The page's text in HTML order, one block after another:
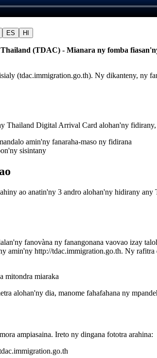
ES HI
(TDAC) - Mianara ny fomba
(tdac.immigration.go.th). Ny dikanteny, ny
Thailand Digital Arrival Card alohan'ny fidirany,
amin'ny fanaraha-maso ny fidirana
sisintany
ao anatin'ny 3 andro alohan'ny hidirany
fanovàna ny fanangonana vaovao izay
amin'ny http://tdac.immigration.go.th. Ny rafitra
mitondra miaraka
alohan'ny dia, manome fahafahana ny
ampiasaina. Ireto ny dingana fototra arahina: